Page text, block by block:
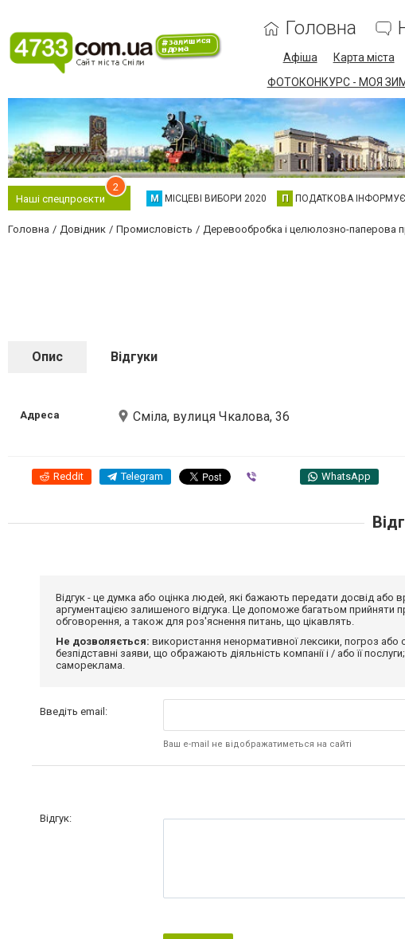
Головна
Афіша Карта міста
ФОТОКОНКУРС - МОЯ
Наші спецпроєкти
2
М МІСЦЕВІ ВИБОРИ 2020 П ПОДАТКОВА ІНФОРМУЄ
Головна Довідник Промисловість Деревообробка і целюлозно-паперова
Опис Відгуки
Адреса Сміла, вулиця Чкалова, 36
Reddit Telegram WhatsApp
Відгук - це думка або оцінка людей, які бажають передати досвід
аргументацією залишеного відгука. Це допоможе багатьом прийняти
обговорення, а також для роз'яснення питань, що цікавлять.
Не дозволяється: використання ненормативної лексики, погроз
безпідставні заяви, що ображають діяльність компанії і / або її
самореклама.
Введіть email:
Ваш e-mail не відображатиметься на сайті
Відгук: